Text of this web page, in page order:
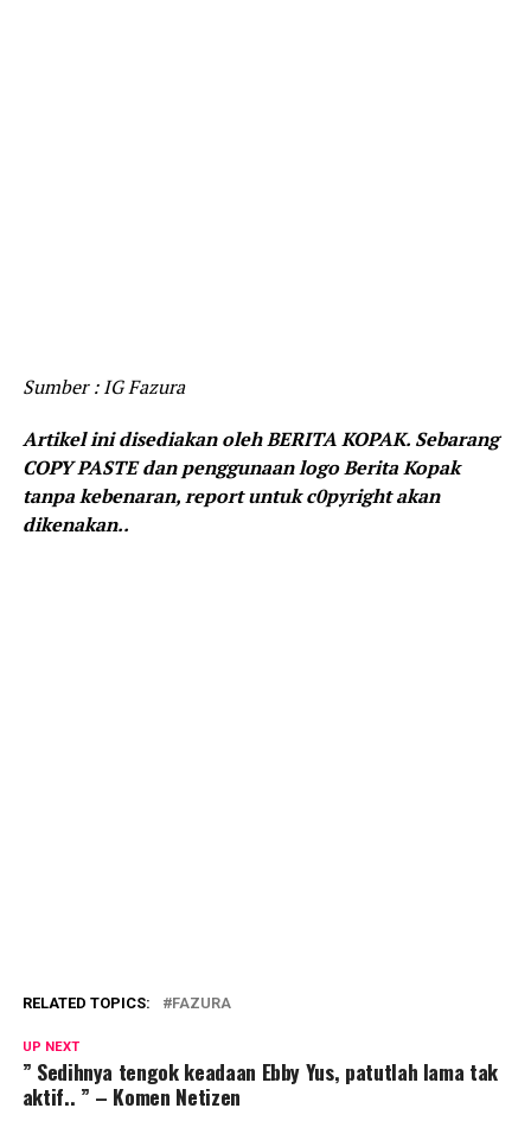
Sumber : IG Fazura
Artikel ini disediakan oleh BERITA KOPAK. Sebarang
COPY PASTE dan penggunaan logo Berita Kopak
tanpa kebenaran, report untuk c0pyright akan
dikenakan..
RELATED TOPICS: FAZURA
UP NEXT
” Sedihnya tengok keadaan Ebby Yus, patutlah lama tak
aktif.. ” – Komen Netizen